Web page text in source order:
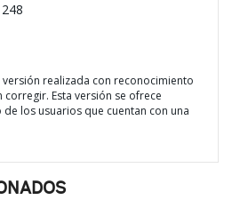
realizada con reconocimiento
Esta versión se ofrece
los usuarios que cuentan con una